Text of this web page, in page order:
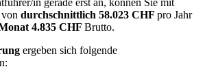
in gerade erst an, können Sie mit
durchschnittlich 58.023 CHF pro Jahr
4.835 CHF Brutto.
ergeben sich folgende